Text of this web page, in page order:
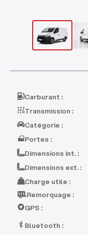
Carburant :
Transmission :
Catégorie :
Portes :
Dimensions int. :
Dimensions ext. :
Charge utile :
Remorquage :
GPS :
Bluetooth :